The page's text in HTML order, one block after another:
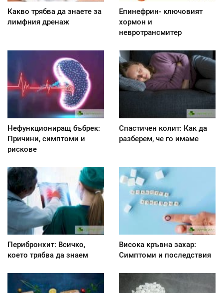
Какво трябва да знаете за
лимфния дренаж
Епинефрин- ключовият
хормон и
невротрансмитер
Нефункциониращ бъбрек:
Причини, симптоми и
рискове
Спастичен колит: Как да
разберем, че го имаме
Перибронхит: Всичко,
което трябва да знаем
Висока кръвна захар:
Симптоми и последствия